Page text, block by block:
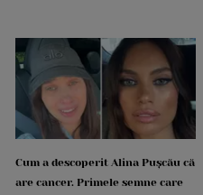
Cum a descoperit Alina Pușcău că
are cancer. Primele semne care